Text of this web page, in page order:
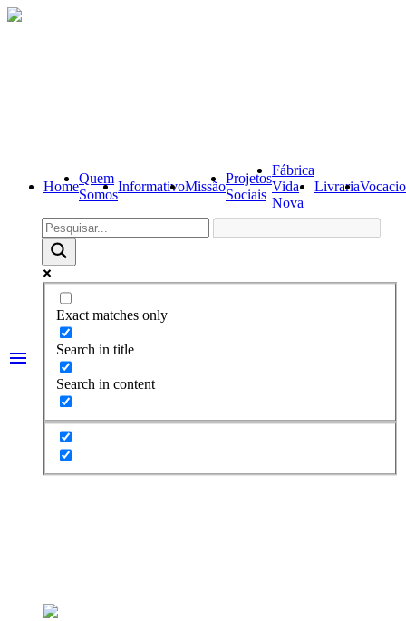
Home
Quem
Somos
InformativoMissão
Projetos
Sociais
Fábrica
Vida
Nova
Livraria
menu
Exact matches only
Search in title
Search in content